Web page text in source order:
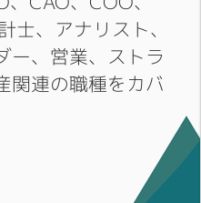
士、アナリスト、
ー、営業、ストラ
関連の職種をカバ